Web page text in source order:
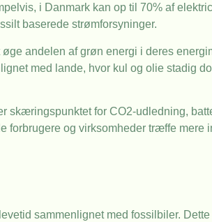
i Danmark kan op til 70% af
baserede strømforsyninger.
andelen af grøn energi i deres
med lande, hvor kul og olie stadig
skæringspunktet for CO2-udledning,
forbrugere og virksomheder træffe mere
sammenlignet med fossilbiler.